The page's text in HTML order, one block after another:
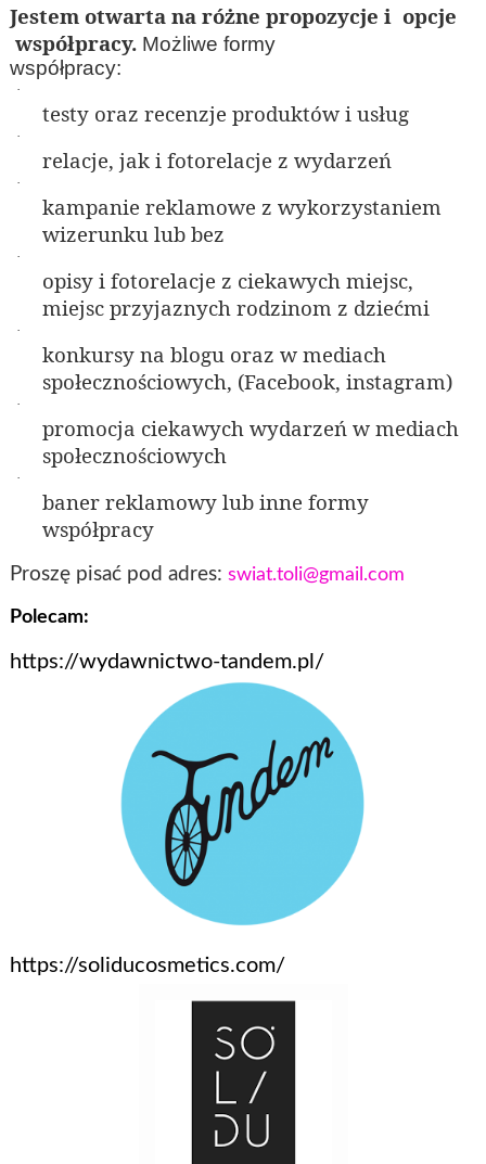
Jestem otwarta na różne propozycje i opcje
współpracy. Możliwe formy
współpracy:
·
testy oraz recenzje produktów i usług
·
relacje, jak i fotorelacje z wydarzeń
·
kampanie reklamowe z wykorzystaniem
wizerunku lub bez
·
opisy i fotorelacje z ciekawych miejsc,
miejsc przyjaznych rodzinom z dziećmi
·
konkursy na blogu oraz w mediach
społecznościowych, (Facebook, instagram)
·
promocja ciekawych wydarzeń w mediach
społecznościowych
·
baner reklamowy lub inne formy
współpracy
Proszę pisać pod adres:swiat.toli@gmail.com
Polecam:
https://wydawnictwo-tandem.pl/
https://soliducosmetics.com/